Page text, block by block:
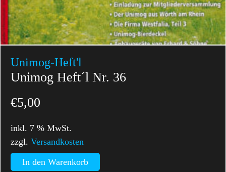
Unimog-Heft'l
Unimog Heft´l Nr. 36
€5,00
inkl. 7 % MwSt.
zzgl.Versandkosten
In den Warenkorb